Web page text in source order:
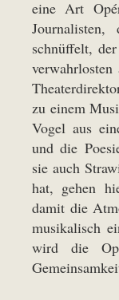
eine Art
schnüffelt,
zu einem
Vogel aus
und die
sie auch
hat, gehen
damit die
musikalisch
wird die